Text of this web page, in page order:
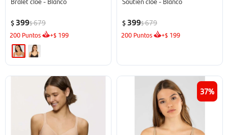
$ 399$679
200 Puntos +$ 199
$ 399$679
200 Puntos +$ 199
37